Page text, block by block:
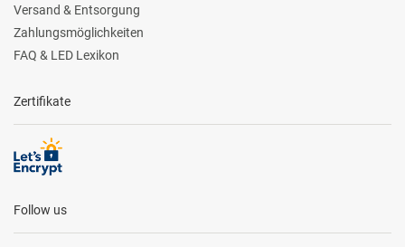
Versand & Entsorgung
Zahlungsmöglichkeiten
FAQ & LED Lexikon
Zertifikate
Follow us